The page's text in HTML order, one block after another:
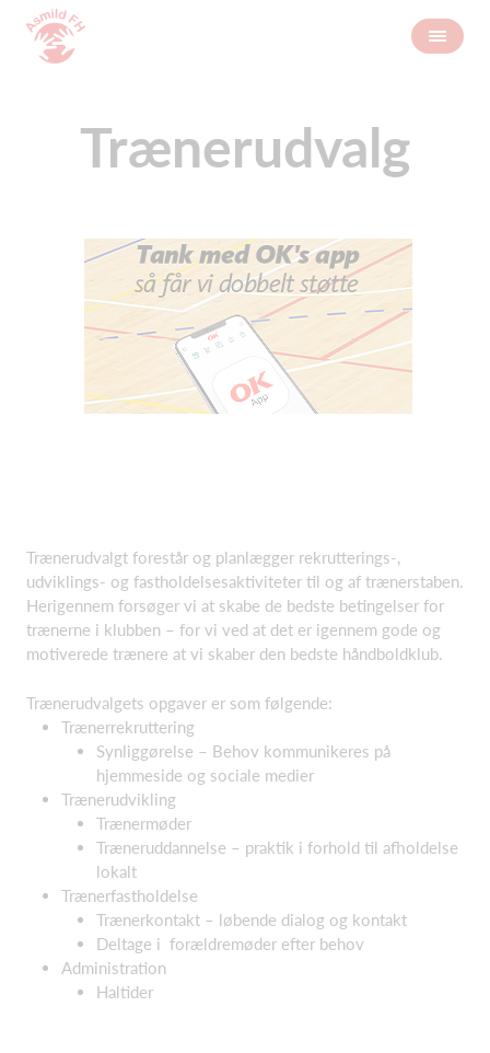
Trænerudvalg
Trænerudvalgt forestår og planlægger rekrutterings-,
udviklings- og fastholdelsesaktiviteter til og af trænerstaben.
Herigennem forsøger vi at skabe de bedste betingelser for
trænerne i klubben – for vi ved at det er igennem gode og
motiverede trænere at vi skaber den bedste håndboldklub.
Trænerudvalgets opgaver er som følgende:
Trænerrekruttering
Synliggørelse – Behov kommunikeres på
hjemmeside og sociale medier
Trænerudvikling
Trænermøder
Træneruddannelse – praktik i forhold til afholdelse
lokalt
Trænerfastholdelse
Trænerkontakt – løbende dialog og kontakt
Deltage i forældremøder efter behov
Administration
Haltider